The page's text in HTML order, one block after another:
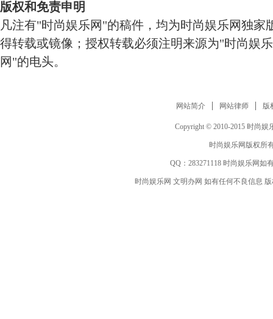
版权和免责申明
凡注有"时尚娱乐网"的稿件，均为时尚娱乐网独家
得转载或镜像；授权转载必须注明来源为"时尚娱
网"的电头。
网站简介 网站律师 版
Copyright © 2010-2015 时尚娱
时尚娱乐网版权所
QQ： 283271118时尚娱乐网如
时尚娱乐网 文明办网 如有任何不良信息